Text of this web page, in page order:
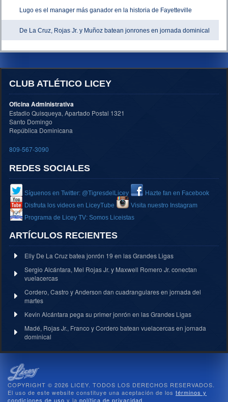
Lugo es el manager más ganador en la historia de Fayetteville
De La Cruz, Rojas Jr. y Muñoz batean jonrones en jornada dominical
CLUB ATLÉTICO LICEY
Oficina Administrativa
Estadio Quisqueya, Apartado Postal 1321
Santo Domingo
República Dominicana
809-567-3090
REDES SOCIALES
Síguenos en Twitter: @TigresdelLicey
Hazte fan en Facebook
Disfruta los videos en LiceyTube
Visita nuestro Instagram
Programa de Licey TV: Somos Liceistas
ARTÍCULOS RECIENTES
Elly De La Cruz batea jonrón 19 en las Grandes Ligas
Sergio Alcántara, Mel Rojas Jr. y Maxwell Romero Jr. conectan
vuelacercas
Cordero, Castro y Anderson dan cuadrangulares en jornada del
martes
Kevin Alcántara pega su primer jonrón en las Grandes Ligas
Madé, Rojas Jr., Franco y Cordero batean vuelacercas en jornada
dominical
COPYRIGHT © 2026 LICEY. TODOS LOS DERECHOS RESERVADOS.
El uso de este website constituye una aceptación de los términos y
condiciones de uso y la política de privacidad